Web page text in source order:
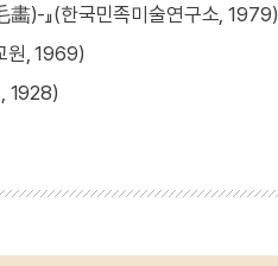
)-』(한국민족미술연구소, 1979)
원, 1969)
1928)